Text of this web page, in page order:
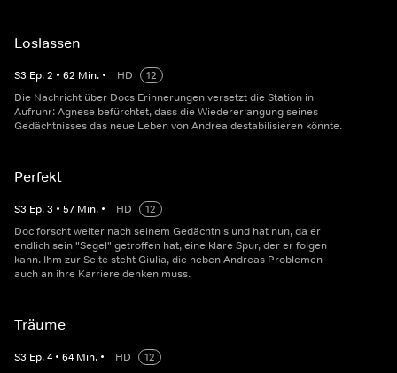
Loslassen
S3 Ep.2 • 62 Min. • HD
12
Die Nachricht über Docs Erinnerungen versetzt die Station in
Aufruhr: Agnese befürchtet, dass die Wiedererlangung seines
Gedächtnisses das neue Leben von Andrea destabilisieren könnte.
Perfekt
S3 Ep.3 • 57 Min. • HD
12
Doc forscht weiter nach seinem Gedächtnis und hat nun, da er
endlich sein "Segel" getroffen hat, eine klare Spur, der er folgen
kann. Ihm zur Seite steht Giulia, die neben Andreas Problemen
auch an ihre Karriere denken muss.
Träume
S3 Ep.4 • 64 Min. • HD
12